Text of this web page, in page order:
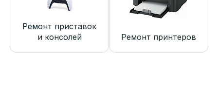
Ремонт приставок
и консолей
Ремонт принтеров